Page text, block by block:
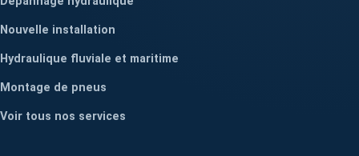
Nouvelle installation
Hydraulique fluviale et maritime
Montage de pneus
Voir tous nos services